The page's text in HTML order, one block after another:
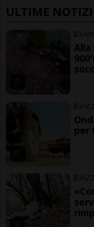
ULTIME
Alla
per